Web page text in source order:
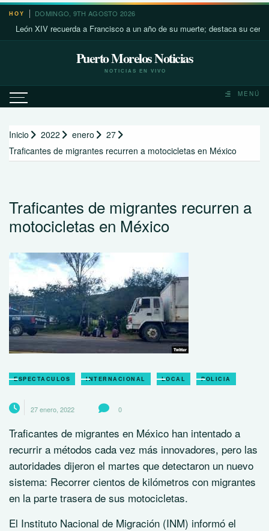
Saltar
contenido
HOY DOMINGO, 9TH AGOSTO 2026
XIV recuerda a Francisco a un año de su muerte; destaca su cercanía
Puerto Morelos Noticias
NOTICIAS EN VIVO
MENÚ
Inicio 2022 enero
27
Traficantes de migrantes recurren a motocicletas en México
Traficantes de migrantes recurren a
motocicletas en México
ESPECTACULOS INTERNACIONAL LOCAL POLICIA
27 enero, 2022 0
Traficantes de migrantes en México han intentado a
recurrir a métodos cada vez más innovadores, pero las
autoridades dijeron el martes que detectaron un nuevo
sistema: Recorrer cientos de kilómetros con migrantes
en la parte trasera de sus motocicletas.
El Instituto Nacional de Migración (INM) informó el